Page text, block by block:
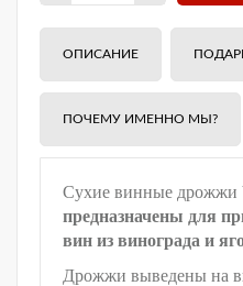
ОПИСАНИЕ
ПОЧЕМУ ИМЕННО МЫ?
Сухие винные дрожжи
предназначены для
вин из винограда и
Дрожжи выведены на